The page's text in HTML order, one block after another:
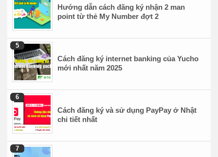
Hướng dẫn cách đăng ký nhận 2 man
point từ thẻ My Number đợt 2
Cách đăng ký internet banking của Yucho
mới nhất năm 2025
Cách đăng ký và sử dụng PayPay ở Nhật
chi tiết nhất